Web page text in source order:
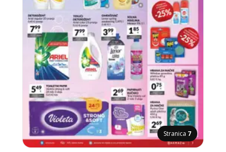
Stranica 7